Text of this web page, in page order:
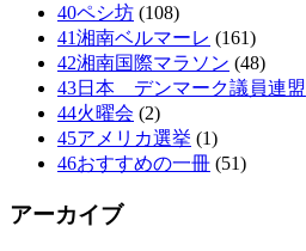
40ペシ坊 (108)
41湘南ベルマーレ (161)
42湘南国際マラソン (48)
43日本 デンマーク議員連盟
44火曜会 (2)
45アメリカ選挙 (1)
46おすすめの一冊 (51)
アーカイブ